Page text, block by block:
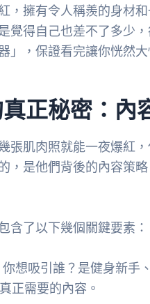
，擁有令人稱羨的身材
覺得自己也差不了多少
」，保證看完讓你恍然
正秘密：內
張肌肉照就能一夜爆紅
，是他們背後的內容策
含了以下幾個關鍵要素：
你想吸引誰？是健身新手
正需要的內容。